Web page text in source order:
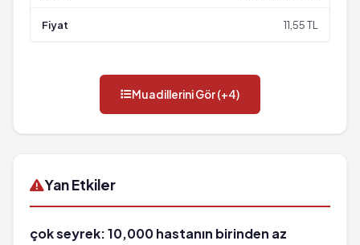
11,55 TL
Muadillerini Gör (+4)
Yan Etkiler
çok seyrek: 10,000 hastanın birinden az